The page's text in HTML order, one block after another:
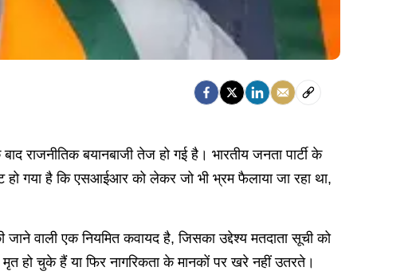
राजनीतिक बयानबाजी तेज हो गई है। भारतीय जनता पार्टी के
गया है कि एसआईआर को लेकर जो भी भ्रम फैलाया जा रहा था,
वाली एक नियमित कवायद है, जिसका उद्देश्य मतदाता सूची को
हो चुके हैं या फिर नागरिकता के मानकों पर खरे नहीं उतरते।